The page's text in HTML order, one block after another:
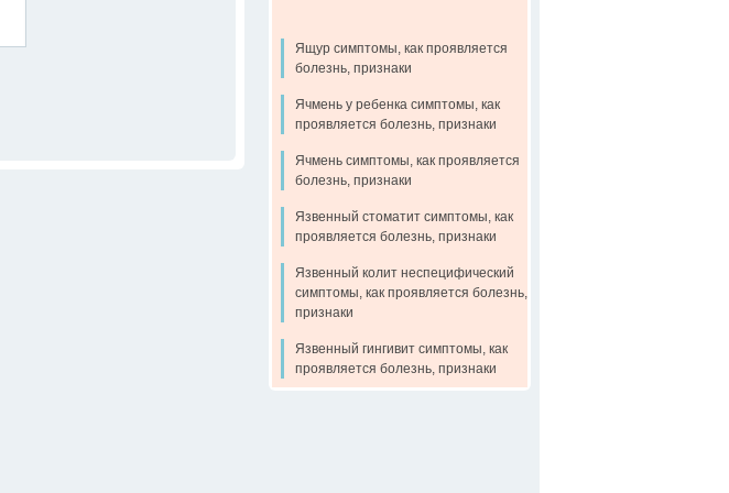
Ящур симптомы, как проявляется
болезнь, признаки
Ячмень у ребенка симптомы, как
проявляется болезнь, признаки
Ячмень симптомы, как проявляется
болезнь, признаки
Язвенный стоматит симптомы, как
проявляется болезнь, признаки
Язвенный колит неспецифический
симптомы, как проявляется болезнь,
признаки
Язвенный гингивит симптомы, как
проявляется болезнь, признаки